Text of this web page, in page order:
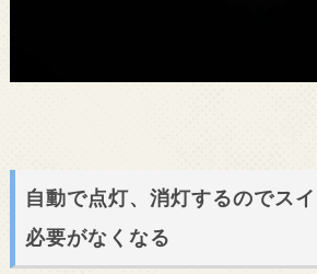
自動で点灯、消灯するのでス
必要がなくなる